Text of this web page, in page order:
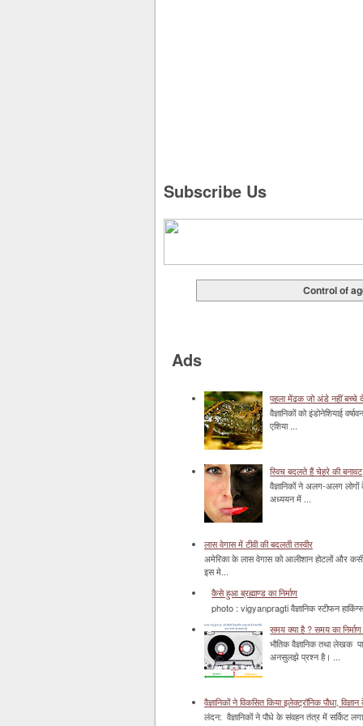
Subscribe Us
Control of
Ads
पहला मेंढक जो अंडे नहीं बच्चे
वैज्ञानिकों को इंडोनेशियाई
एशिया ...
स्विच बदलते हैं चेहरे की बनावट
वैज्ञानिकों ने अलग-अलग
अध्ययन में ...
लास वेगास में टीवी की बदलती तस्वीर
अमेरिका के लास वेगास को आलीशान होटलों और
इस मे...
कैसे हुआ ब्रह्माण्ड का निर्माण
photo : vigyanpragti वैज्ञानिक स्टीफन
समय क्या है ? समय का
भौतिक वैज्ञानिक तथा
अनसुलझे प्रश्न है। ...
वैज्ञानिकों ने विकसित किया इलेक्ट्रॉनिक पौधा,
लंदन: वैज्ञानिकों ने पौधे के संवहन तंत्र में सर्किट